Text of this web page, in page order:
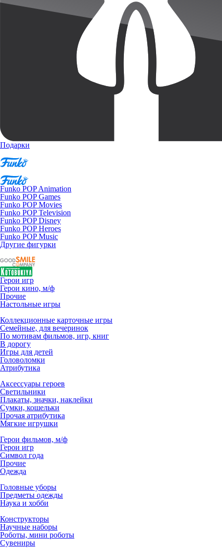
Подарки
Funko POP Animation
Funko POP Games
Funko POP Movies
Funko POP Television
Funko POP Disney
Funko POP Heroes
Funko POP Music
Другие фигурки
Герои игр
Герои кино, м/ф
Прочие
Настольные игры
Коллекционные карточные игры
Семейные, для вечеринок
По мотивам фильмов, игр, книг
В дорогу
Игры для детей
Головоломки
Атрибутика
Аксессуары героев
Светильники
Плакаты, значки, наклейки
Сумки, кошельки
Прочая атрибутика
Мягкие игрушки
Герои фильмов, м/ф
Герои игр
Символ года
Прочие
Одежда
Головные уборы
Предметы одежды
Наука и хобби
Конструкторы
Научные наборы
Роботы, мини роботы
Сувениры